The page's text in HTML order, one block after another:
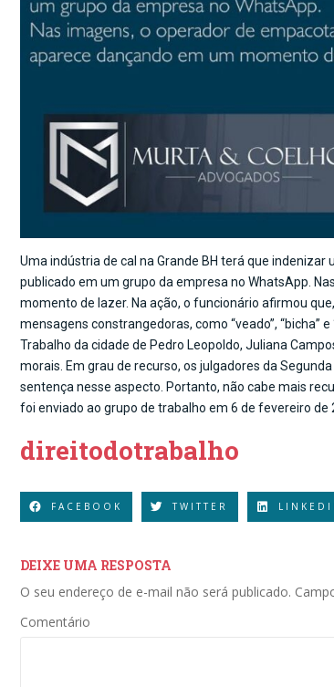
Uma indústria de cal na Grande BH terá que
publicado em um grupo da empresa no WhatsApp.
momento de lazer. Na ação, o funcionário afirmou
mensagens constrangedoras, como “veado”, “bicha”
Trabalho da cidade de Pedro Leopoldo, Juliana
morais. Em grau de recurso, os julgadores da
sentença nesse aspecto. Portanto, não cabe mais
foi enviado ao grupo de trabalho em 6 de fevereiro de
direitodotrabalho
FACEBOOK TWITTER
DEIXE UMA RESPOSTA
O seu endereço de e-mail não será publicado.
Comentário